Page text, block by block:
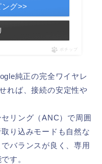
グ>>
ポチップ
純正の完全ワイヤレ
れば、接続の安定性や
リング（ANC）で周囲
り込みモードも自然な
バランスが良く、専用
す。